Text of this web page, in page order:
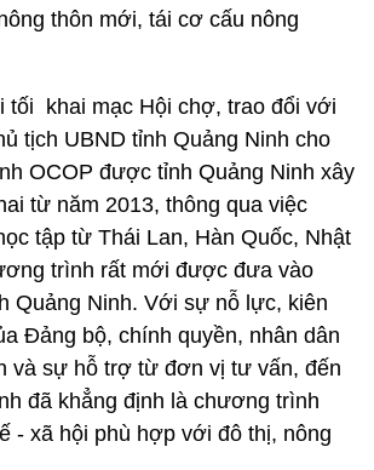
thôn mới, tái cơ cấu nông
tối khai mạc Hội chợ, trao đổi với
tịch UBND tỉnh Quảng Ninh cho
OCOP được tỉnh Quảng Ninh xây
từ năm 2013, thông qua việc
tập từ Thái Lan, Hàn Quốc, Nhật
trình rất mới được đưa vào
Quảng Ninh. Với sự nỗ lực, kiên
Đảng bộ, chính quyền, nhân dân
và sự hỗ trợ từ đơn vị tư vấn, đến
đã khẳng định là chương trình
- xã hội phù hợp với đô thị, nông